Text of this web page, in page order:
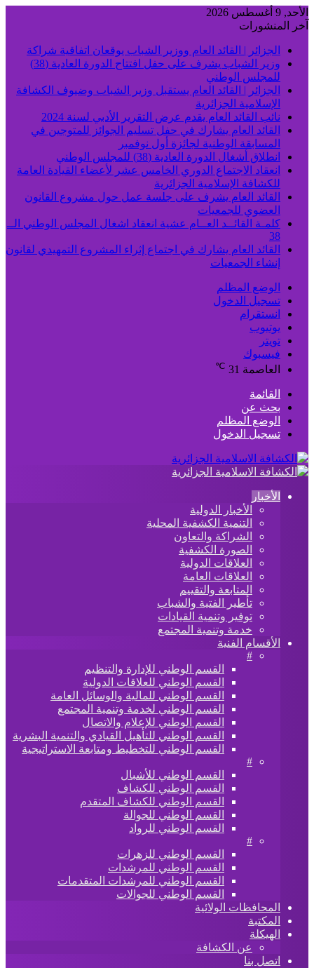
الأحد, 9 أغسطس 2026
آخر المنشورات
الجزائر | القائد العام ووزير الشباب يوقعان اتفاقية شراكة
وزير الشباب يشرف على حفل افتتاح الدورة العادية (38)
للمجلس الوطني
الجزائر | القائد العام يستقبل وزير الشباب وضيوف الكشافة
الإسلامية الجزائرية
نائب القائد العام يقدم عرض التقرير الأدبي لسنة 2024
القائد العام يشارك في حفل تسليم الجوائز للمتوجين في
المسابقة الوطنية لجائزة أول نوفمبر
انطلاق أشغال الدورة العادية (38) للمجلس الوطني
انعقاد الاجتماع الدوري الخامس عشر لأعضاء القيادة العامة
للكشافة الإسلامية الجزائرية
القائد العام يشرف على جلسة عمل حول مشروع القانون
العضوي للجمعيات
كلمـة القائــد العــام عشية انعقاد اشغال المجلس الوطني الــ
38
القائد العام يشارك في اجتماع إثراء المشروع التمهيدي لقانون
إنشاء الجمعيات
الوضع المظلم
تسجيل الدخول
انستقرام
يوتيوب
تويتر
فيسبوك
العاصمة 31
℃
القائمة
بحث عن
الوضع المظلم
تسجيل الدخول
الأخبار
الأخبار الدولية
التنمية الكشفية المحلية
الشراكة والتعاون
الصورة الكشفية
العلاقات الدولية
العلاقات العامة
المتابعة والتقييم
تأطير الفتية والشباب
توفير وتنمية القيادات
خدمة وتنمية المجتمع
الأقسام الفنية
#
القسم الوطني للإدارة والتنظيم
القسم الوطني للعلاقات الدولية
القسم الوطني للمالية والوسائل العامة
القسم الوطني لخدمة وتنمية المجتمع
القسم الوطني للإعلام والاتصال
القسم الوطني للتأهيل القيادي والتنمية البشرية
القسم الوطني للتخطيط ومتابعة الاستراتيجية
#
القسم الوطني للأشبال
القسم الوطني للكشاف
القسم الوطني للكشاف المتقدم
القسم الوطني للجوالة
القسم الوطني للرواد
#
القسم الوطني للزهرات
القسم الوطني للمرشدات
القسم الوطني للمرشدات المتقدمات
القسم الوطني للجوالات
المحافظات الولائية
المكتبة
الهيكلة
عن الكشافة
اتصل بنا